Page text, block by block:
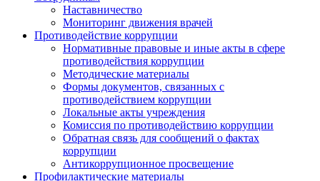
Наставничество
Мониторинг движения врачей
Противодействие коррупции
Нормативные правовые и иные акты в сфере
противодействия коррупции
Методические материалы
Формы документов, связанных с
противодействием коррупции
Локальные акты учреждения
Комиссия по противодействию коррупции
Обратная связь для сообщений о фактах
коррупции
Антикоррупционное просвещение
Профилактические материалы